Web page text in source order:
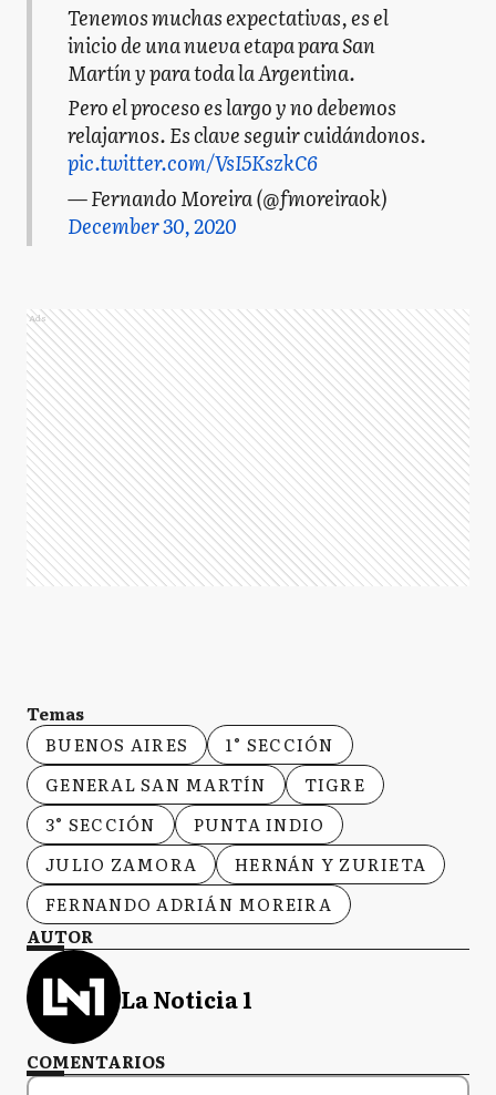
Tenemos muchas expectativas, es el
inicio de una nueva etapa para San
Martín y para toda la Argentina.
Pero el proceso es largo y no debemos
relajarnos. Es clave seguir cuidándonos.
pic.twitter.com/VsI5KszkC6
— Fernando Moreira (@fmoreiraok)
December 30, 2020
Ads
Temas
BUENOS AIRES
1° SECCIÓN
GENERAL SAN MARTÍN
TIGRE
3° SECCIÓN
PUNTA INDIO
JULIO ZAMORA
HERNÁN Y ZURIETA
FERNANDO ADRIÁN MOREIRA
AUTOR
La Noticia 1
COMENTARIOS